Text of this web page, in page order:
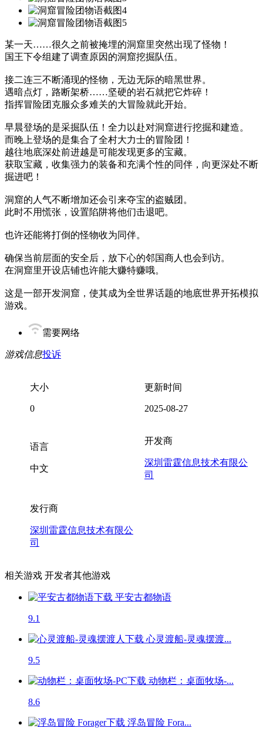
某一天……很久之前被掩埋的洞窟里突然出现了怪物！
国王下令组建了调查原因的洞窟挖掘队伍。
接二连三不断涌现的怪物，无边无际的暗黑世界。
遇暗点灯，路断架桥……坚硬的岩石就把它炸碎！
指挥冒险团克服众多难关的大冒险就此开始。
早晨登场的是采掘队伍！全力以赴对洞窟进行挖掘和建造。
而晚上登场的是集合了全村大力士的冒险团！
越往地底深处前进越是可能发现更多的宝藏。
获取宝藏，收集强力的装备和充满个性的同伴，向更深处不断
掘进吧！
洞窟的人气不断增加还会引来夺宝的盗贼团。
此时不用慌张，设置陷阱将他们击退吧。
也许还能将打倒的怪物收为同伴。
确保当前层面的安全后，放下心的邻国商人也会到访。
在洞窟里开设店铺也许能大赚特赚哦。
这是一部开发洞窟，使其成为全世界话题的地底世界开拓模拟
游戏。
需要网络
游戏信息投诉
大小
0
更新时间
2025-08-27
语言
中文
开发商
深圳雷霆信息技术有限公
司
发行商
深圳雷霆信息技术有限公
司
相关游戏 开发者其他游戏
平安古都物语
9.1
心灵渡船-灵魂摆渡...
9.5
动物栏：桌面牧场-...
8.6
浮岛冒险 Fora...